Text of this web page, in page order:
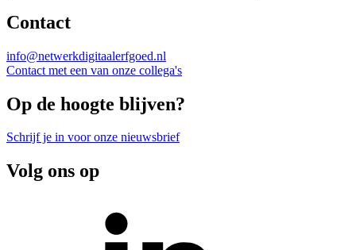
Contact
info@netwerkdigitaalerfgoed.nl
Contact met een van onze collega's
Op de hoogte blijven?
Schrijf je in voor onze nieuwsbrief
Volg ons op